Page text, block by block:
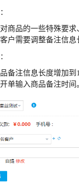
商品的一些特殊要
户需要调整备注信息
备注信息长度增加
单输入商品备注时间